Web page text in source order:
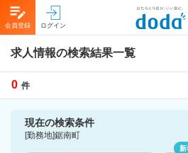
会員登録 ログイン
求人情報の検索結果一覧
0 件
現在の検索条件
[勤務地]鋸南町
新